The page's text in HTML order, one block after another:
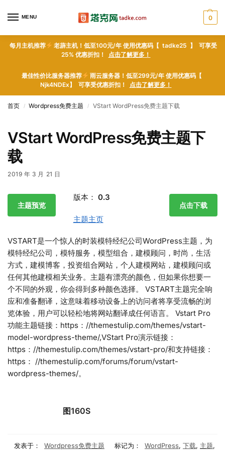
MENU 0
每月主机推荐
老薜主机！低至100元/年 使用优惠码【 tadke25 】 可享受
25% 优惠折扣！ 点击了解更多！
最佳性价比服务器推荐
雨云服务器！低至299元/年 使用优惠码【
Njk4NDEx】 可享受优惠折扣！ 点击了解更多！
首页 / Wordpress免费主题 / VStart WordPress免费主题下载
VStart WordPress免费主题下
载
2019 年 3 月 21 日
主题预览 点击下载
版本： 0.3
主题主页
VSTART是一个惊人的时装模特经纪公司WordPress主题，为
模特经纪公司，模特服务，模型组合，建模顾问，时尚，生活
方式，建模博客，投资组合网站，个人建模网站，建模顾问或
任何其他建模相关业务。主题有漂亮的颜色，但如果你想要一
个不同的外观，你会得到多种颜色选择。 VSTART主题完全响
应和准备翻译，这意味着移动设备上的访问者将享受流畅的浏
览体验，用户可以轻松地将网站翻译成任何语言。 Vstart Pro
功能主题链接：https：//themestulip.com/themes/vstart-
model-wordpress-theme/,VStart Pro演示链接：
https：//themestulip.com/themes/vstart-pro/和支持链接：
https： //themestulip.com/forums/forum/vstart-
wordpress-themes/。
图160S
发表于： Wordpress免费主题 标记为： WordPress, 下载, 主题,